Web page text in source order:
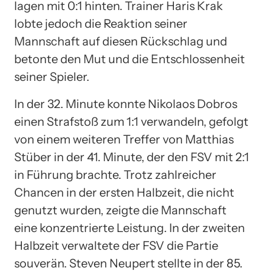
lagen mit 0:1 hinten. Trainer Haris Krak
lobte jedoch die Reaktion seiner
Mannschaft auf diesen Rückschlag und
betonte den Mut und die Entschlossenheit
seiner Spieler.
In der 32. Minute konnte Nikolaos Dobros
einen Strafstoß zum 1:1 verwandeln, gefolgt
von einem weiteren Treffer von Matthias
Stüber in der 41. Minute, der den FSV mit 2:1
in Führung brachte. Trotz zahlreicher
Chancen in der ersten Halbzeit, die nicht
genutzt wurden, zeigte die Mannschaft
eine konzentrierte Leistung. In der zweiten
Halbzeit verwaltete der FSV die Partie
souverän. Steven Neupert stellte in der 85.